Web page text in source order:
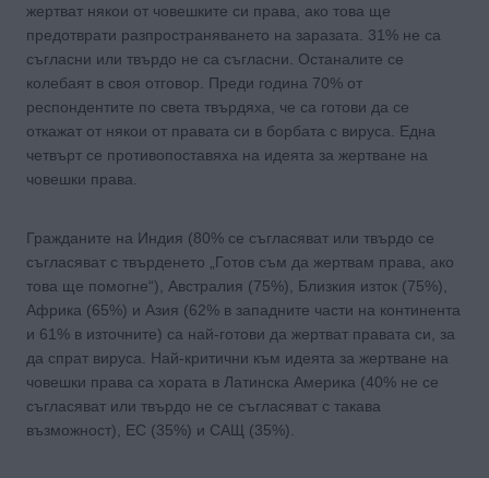
жертват някои от човешките си права, ако това ще
предотврати разпространяването на заразата. 31% не са
съгласни или твърдо не са съгласни. Останалите се
колебаят в своя отговор. Преди година 70% от
респондентите по света твърдяха, че са готови да се
откажат от някои от правата си в борбата с вируса. Една
четвърт се противопоставяха на идеята за жертване на
човешки права.
Гражданите на Индия (80% се съгласяват или твърдо се
съгласяват с твърденето „Готов съм да жертвам права, ако
това ще помогне“), Австралия (75%), Близкия изток (75%),
Африка (65%) и Азия (62% в западните части на континента
и 61% в източните) са най-готови да жертват правата си, за
да спрат вируса. Най-критични към идеята за жертване на
човешки права са хората в Латинска Америка (40% не се
съгласяват или твърдо не се съгласяват с такава
възможност), ЕС (35%) и САЩ (35%).